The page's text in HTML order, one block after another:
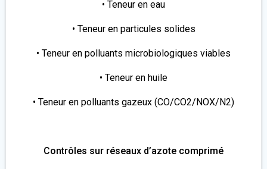
• Teneur en eau
• Teneur en particules solides
• Teneur en polluants microbiologiques viables
• Teneur en huile
• Teneur en polluants gazeux (CO/CO2/NOX/N2)
Contrôles sur réseaux d’azote comprimé